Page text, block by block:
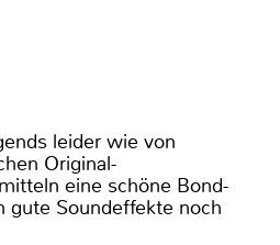
leider wie von
Original-
eine schöne Bond-
gute Soundeffekte noch